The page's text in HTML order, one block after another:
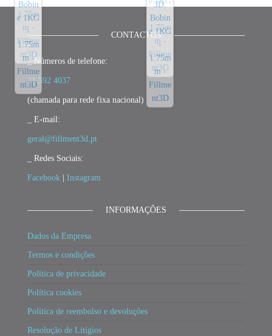
CONTACTOS
_ Números de telefone:
21 592 4037
(chamada para rede fixa nacional)
_ E-mail:
geral@fillment3d.pt
_ Redes Sociais:
Facebook Instagram
INFORMAÇÕES
Dados da Empresa
Termos e condições
Política de privacidade
Política cookies
Política de reembolso e devoluções
Resolução de Litígios